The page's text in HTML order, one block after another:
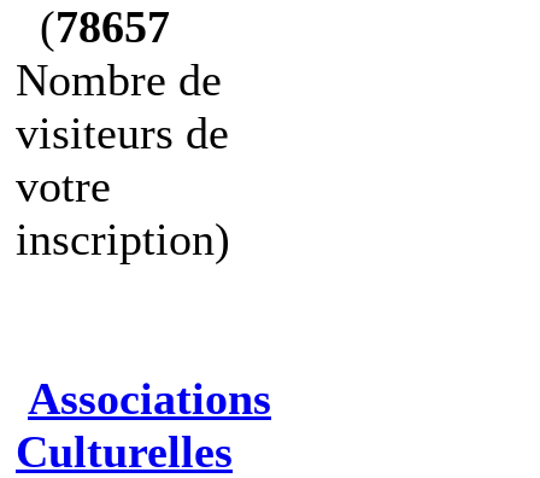
(78657
Nombre de
visiteurs de
votre
inscription)
Associations
Culturelles